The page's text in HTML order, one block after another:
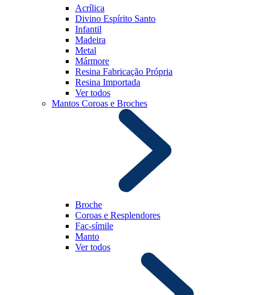
Acrílica
Divino Espírito Santo
Infantil
Madeira
Metal
Mármore
Resina Fabricação Própria
Resina Importada
Ver todos
Mantos Coroas e Broches
Broche
Coroas e Resplendores
Fac-símile
Manto
Ver todos